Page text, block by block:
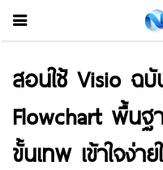
สอนใช้ Visio ฉ
Flowchart พื้นฐ
ขั้นเทพ เข้าใจง่า